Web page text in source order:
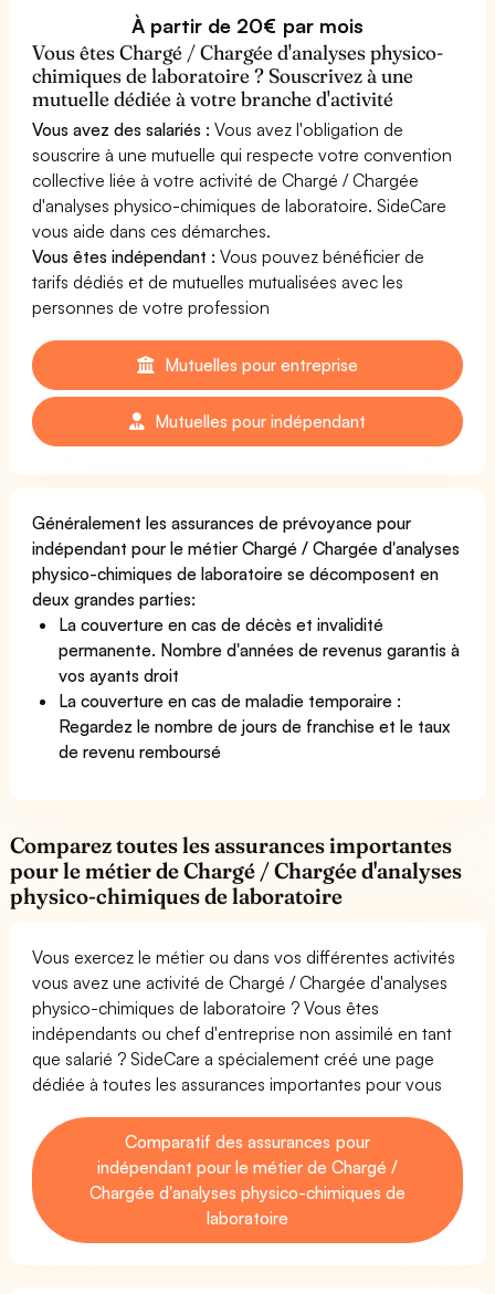
À partir de 20€ par mois
Vous êtes Chargé / Chargée d'analyses physico-
chimiques de laboratoire ? Souscrivez à une
mutuelle dédiée à votre branche d'activité
Vous avez des salariés : Vous avez l'obligation de
souscrire à une mutuelle qui respecte votre convention
collective liée à votre activité de Chargé / Chargée
d'analyses physico-chimiques de laboratoire. SideCare
vous aide dans ces démarches.
Vous êtes indépendant : Vous pouvez bénéficier de
tarifs dédiés et de mutuelles mutualisées avec les
personnes de votre profession
Mutuelles pour entreprise
Mutuelles pour indépendant
Généralement les assurances de prévoyance pour
indépendant pour le métier Chargé / Chargée d'analyses
physico-chimiques de laboratoire se décomposent en
deux grandes parties:
La couverture en cas de décès et invalidité
permanente. Nombre d'années de revenus garantis à
vos ayants droit
La couverture en cas de maladie temporaire :
Regardez le nombre de jours de franchise et le taux
de revenu remboursé
Comparez toutes les assurances importantes
pour le métier de Chargé / Chargée d'analyses
physico-chimiques de laboratoire
Vous exercez le métier ou dans vos différentes activités
vous avez une activité de Chargé / Chargée d'analyses
physico-chimiques de laboratoire ? Vous êtes
indépendants ou chef d'entreprise non assimilé en tant
que salarié ? SideCare a spécialement créé une page
dédiée à toutes les assurances importantes pour vous
Comparatif des assurances pour
indépendant pour le métier de Chargé /
Chargée d'analyses physico-chimiques de
laboratoire